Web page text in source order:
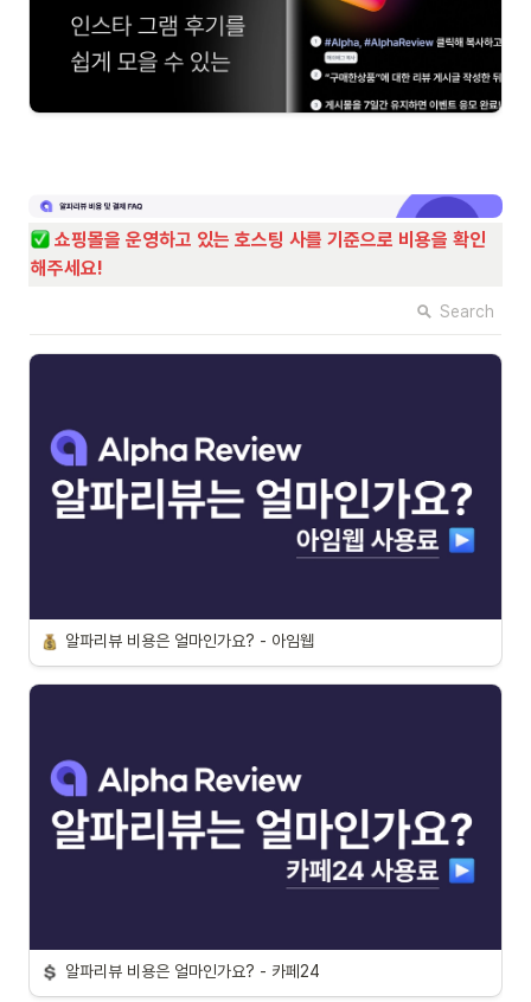
쇼핑몰을 운영하고 있는 호스팅 사를 기준으로 비용을 확인
해주세요!
Search
알파리뷰 비용은 얼마인가요? - 아임웹
알파리뷰 비용은 얼마인가요? - 카페24